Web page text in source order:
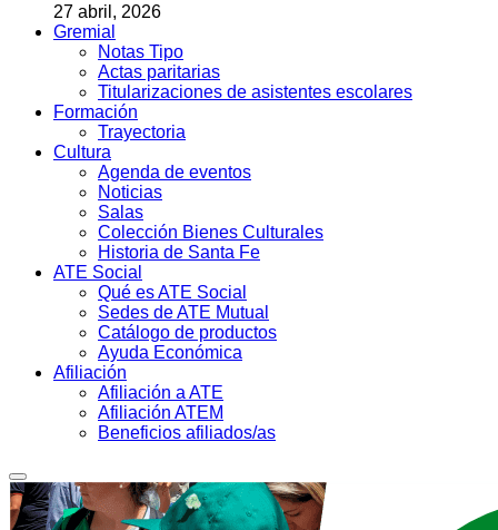
27 abril, 2026
Gremial
Notas Tipo
Actas paritarias
Titularizaciones de asistentes escolares
Formación
Trayectoria
Cultura
Agenda de eventos
Noticias
Salas
Colección Bienes Culturales
Historia de Santa Fe
ATE Social
Qué es ATE Social
Sedes de ATE Mutual
Catálogo de productos
Ayuda Económica
Afiliación
Afiliación a ATE
Afiliación ATEM
Beneficios afiliados/as